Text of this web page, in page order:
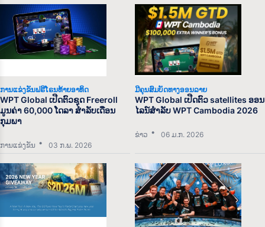
ການແຂ່ງຂັນຟຣີໂຣນທ້າຍອາທິດ
WPT Global ເປີດຕົວຊຸດ Freeroll
ມູນຄ່າ 60,000 ໂດລາ ສຳລັບເດືອນ
ກຸມພາ
ການແຂ່ງຂັນ 03 ກ.ພ. 2026
ມີຄຸນສົມບັດທາງອອນລາຍ
WPT Global ເປີດຕົວ satellites ອອນ
ໄລນ໌ສຳລັບ WPT Cambodia 2026
ຂ່າວ 06 ມ.ກ. 2026